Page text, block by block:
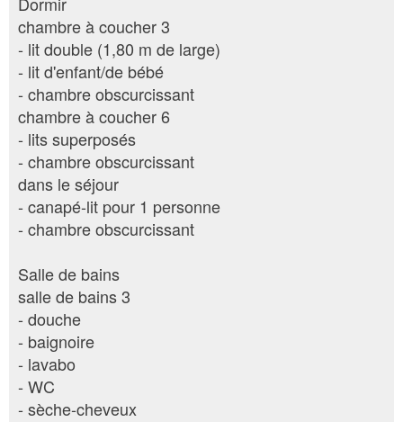
chambre à coucher 3
- lit double (1,80 m de large)
- lit d'enfant/de bébé
- chambre obscurcissant
chambre à coucher 6
- lits superposés
- chambre obscurcissant
dans le séjour
- canapé-lit pour 1 personne
- chambre obscurcissant
Salle de bains
salle de bains 3
- douche
- baignoire
- lavabo
- WC
- sèche-cheveux